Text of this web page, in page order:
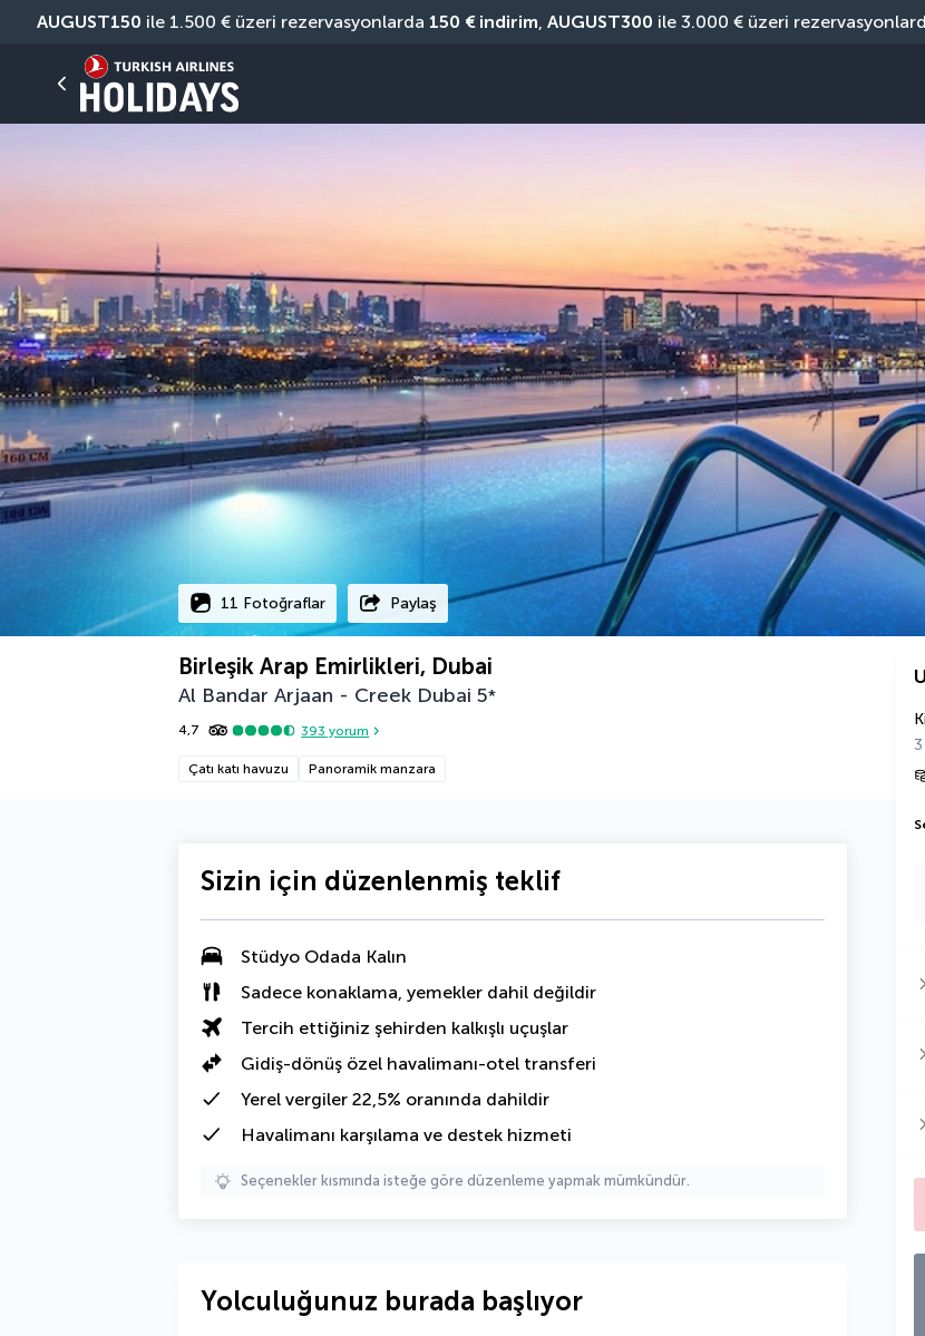
AUGUST150 ile 1.500 € üzeri rezervasyonlarda 150 € indirim, AUGUST300 ile 3.000 € üzeri
11 Fotoğraflar Paylaş
Birleşik Arap Emirlikleri, Dubai
Al Bandar Arjaan - Creek Dubai 5*
4,7 393 yorum
Çatı katı havuzu Panoramik manzara
Sizin için düzenlenmiş teklif
Stüdyo Odada Kalın
Sadece konaklama, yemekler dahil değildir
Tercih ettiğiniz şehirden kalkışlı uçuşlar
Gidiş-dönüş özel havalimanı-otel transferi
Yerel vergiler 22,5% oranında dahildir
Havalimanı karşılama ve destek hizmeti
Seçenekler kısmında isteğe göre düzenleme yapmak mümkündür.
Yolculuğunuz burada başlıyor